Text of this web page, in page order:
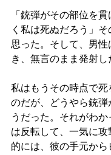
「銃弾がその部位を
く私は死ぬだろう」
思った。そして、男性
き、無言のまま発射し
私はもうその時点で死
のだが、どうやら銃弾
うだった。それがわ
は反転して、一気に
的には、彼の手元か